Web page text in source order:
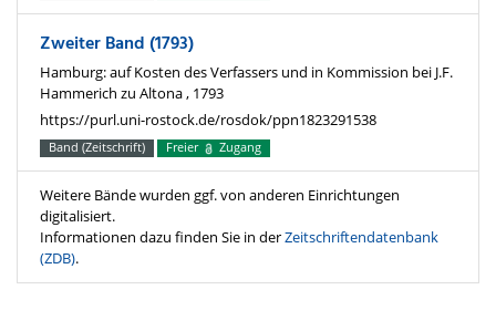
Zweiter Band (1793)
Hamburg: auf Kosten des Verfassers und in Kommission bei J.F.
Hammerich zu Altona , 1793
https://purl.uni-rostock.de/rosdok/ppn1823291538
Band (Zeitschrift) Freier Zugang
Weitere Bände wurden ggf. von anderen Einrichtungen
digitalisiert.
Informationen dazu finden Sie in derZeitschriftendatenbank
(ZDB).